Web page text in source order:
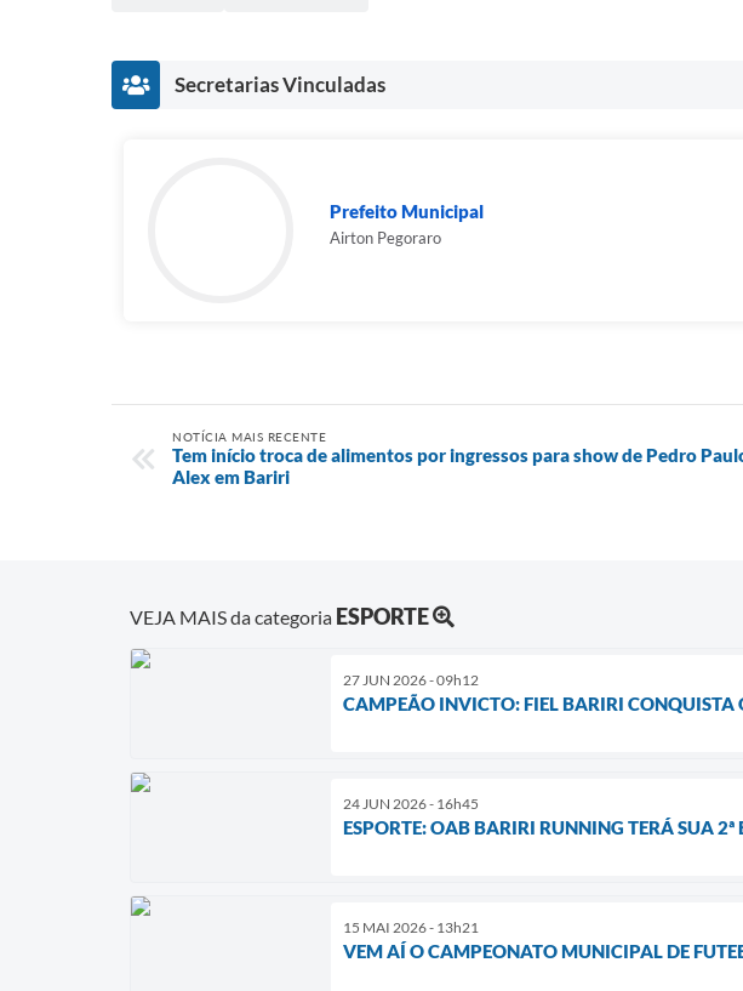
Secretarias Vinculadas
Prefeito Municipal
Airton Pegoraro
NOTÍCIA MAIS RECENTE
Tem início troca de alimentos por ingressos para show de Pedro
Alex em Bariri
VEJA MAIS da categoria ESPORTE
27 JUN 2026 - 09h12
CAMPEÃO INVICTO: FIEL BARIRI
24 JUN 2026 - 16h45
ESPORTE: OAB BARIRI RUNNING TERÁ SUA
15 MAI 2026 - 13h21
VEM AÍ O CAMPEONATO MUNICIPAL DE